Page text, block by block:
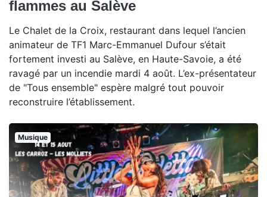
flammes au Salève
Le Chalet de la Croix, restaurant dans lequel l’ancien
animateur de TF1 Marc-Emmanuel Dufour s’était
fortement investi au Salève, en Haute-Savoie, a été
ravagé par un incendie mardi 4 août. L’ex-présentateur
de "Tous ensemble" espère malgré tout pouvoir
reconstruire l’établissement.
Musique